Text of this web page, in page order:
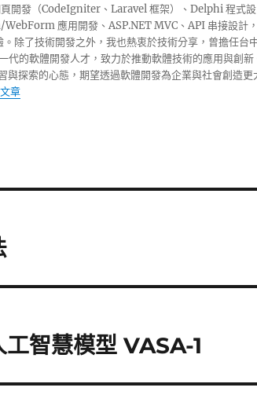
開發（CodeIgniter、Laravel 框架）、Delphi 程式設
應用開發、ASP.NET MVC、API 串接設計，
除了技術開發之外，我也熱衷於技術分享，曾擔任台
代的軟體開發人才，致力於推動軟體技術的應用與創新
與探索的心態，期望透過軟體開發為企業與社會創造更
章
智慧模型 VASA-1